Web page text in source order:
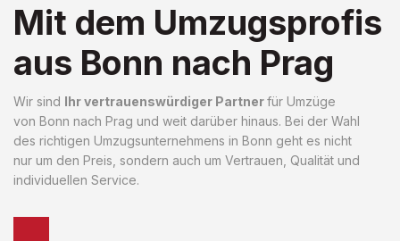
Mit dem Umzugsprofis
aus Bonn nach Prag
Wir sind Ihr vertrauenswürdiger Partnerfür Umzüge
von Bonn nach Prag und weit darüber hinaus. Bei der Wahl
des richtigen Umzugsunternehmens in Bonn geht es nicht
nur um den Preis, sondern auch um Vertrauen, Qualität und
individuellen Service.